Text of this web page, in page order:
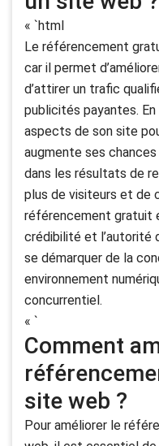
« `html
Le référencement
car il permet
d’attirer un trafic
publicités payantes.
aspects de son site
augmente ses
dans les résultats de
plus de visiteurs et de
référencement gratuit
crédibilité et l’autorité
se démarquer de la
environnement
concurrentiel.
« `
Comment
site web ?
Pour améliorer le